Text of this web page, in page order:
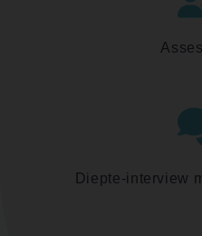
Diepte-interview